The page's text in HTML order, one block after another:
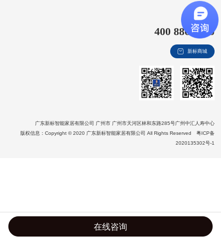
全国客服热线
400 8866 020
新标商城
广东新标智能家居有限公司 广州市 广州市天河区林和东路285号广州中汇人寿中心
版权信息：Copyright © 2020 广东新标智能家居有限公司 All Rights Reserved 粤ICP备
2020135302号-1
在线咨询